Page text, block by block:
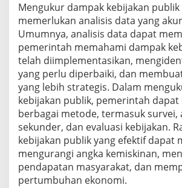
Mengukur dampak kebijakan
memerlukan analisis data yang
Umumnya, analisis data dapat
pemerintah memahami dampak
telah diimplementasikan,
yang perlu diperbaiki, dan
yang lebih strategis. Dalam
kebijakan publik, pemerintah dapat
berbagai metode, termasuk survei,
sekunder, dan evaluasi kebijakan.
kebijakan publik yang efektif dapat
mengurangi angka kemiskinan,
pendapatan masyarakat, dan
pertumbuhan ekonomi.